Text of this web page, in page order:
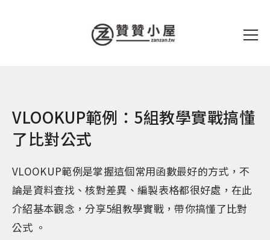
VLOOKUP範例：5組教學實戰搞懂
了比對公式
VLOOKUP範例是掌握這個常用函數最好的方式，不
論是資料查找、核對差異、編製表格都很好處，在此
介紹基本觀念，分享5組教學實戰，帶你搞懂了比對
公式 。